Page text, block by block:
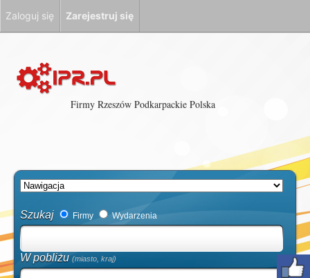
Firmy Rzeszów Podkarpackie Polska
Szukaj Firmy Wydarzenia
W pobliżu (miasto, kraj)
Zaloguj się Zarejestruj się